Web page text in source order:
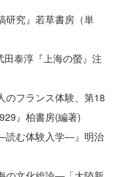
究』若草書房（単
泰淳『上海の螢』注
フランス体験、第18
』柏書房(編著)
む体験入学―』明治